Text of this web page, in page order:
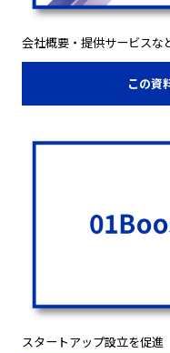
会社概要・提供サービスな
この資
スタートアップ設立を促進